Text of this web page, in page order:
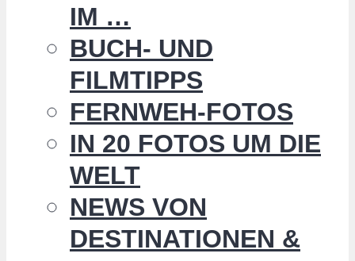
IM …
BUCH- UND
FILMTIPPS
FERNWEH-FOTOS
IN 20 FOTOS UM DIE
WELT
NEWS VON
DESTINATIONEN &